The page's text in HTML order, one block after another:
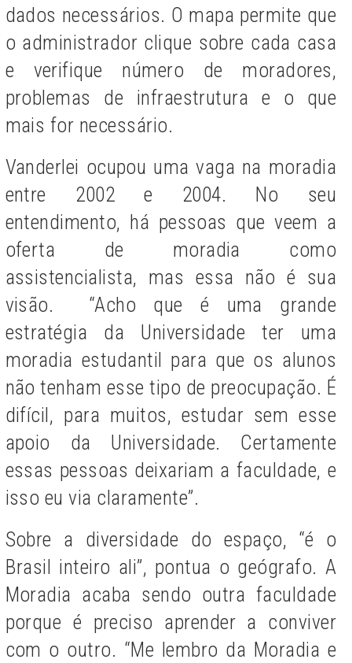
dados necessários. O mapa permite que
o administrador clique sobre cada casa
e verifique número de moradores,
problemas de infraestrutura e o que
mais for necessário.
Vanderlei ocupou uma vaga na moradia
entre 2002 e 2004. No seu
entendimento, há pessoas que veem a
oferta de moradia como
assistencialista, mas essa não é sua
visão. “Acho que é uma grande
estratégia da Universidade ter uma
moradia estudantil para que os alunos
não tenham esse tipo de preocupação. É
difícil, para muitos, estudar sem esse
apoio da Universidade. Certamente
essas pessoas deixariam a faculdade, e
isso eu via claramente”.
Sobre a diversidade do espaço, “é o
Brasil inteiro ali”, pontua o geógrafo. A
Moradia acaba sendo outra faculdade
porque é preciso aprender a conviver
com o outro. “Me lembro da Moradia e